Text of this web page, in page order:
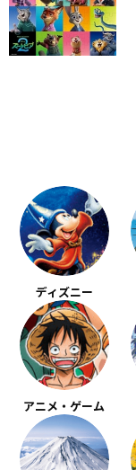
ディズニー
アニメ・ゲーム